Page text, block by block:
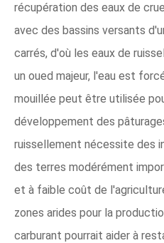
récupération des eaux de
avec des bassins versants
carrés, d'où les eaux de
un oued majeur, l'eau est
mouillée peut être utilisée
développement des
ruissellement nécessite des
des terres modérément
et à faible coût de
zones arides pour la
carburant pourrait aider à